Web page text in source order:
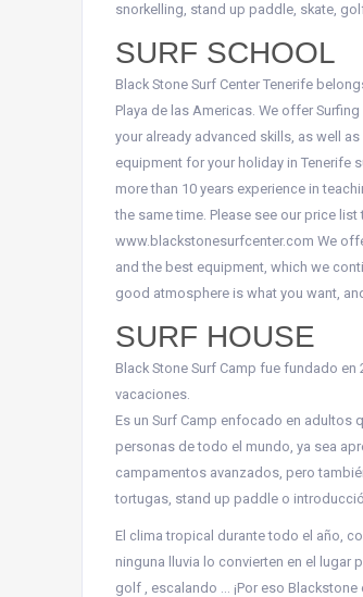
snorkelling, stand up paddle, skate,
SURF SCHOOL
Black Stone Surf Center Tenerife
Playa de las Americas. We offer
your already advanced skills, as well
equipment for your holiday in Tenerife
more than 10 years experience in
the same time. Please see our price
www.blackstonesurfcenter.com We
and the best equipment, which we
good atmosphere is what you want,
SURF HOUSE
Black Stone Surf Camp fue fundado
vacaciones.
Es un Surf Camp enfocado en adultos
personas de todo el mundo, ya sea
campamentos avanzados, pero
tortugas, stand up paddle o
El clima tropical durante todo el año,
ninguna lluvia lo convierten en el
golf , escalando … ¡Por eso Blackstone